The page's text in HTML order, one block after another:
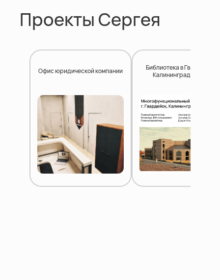
Проекты Сергея
Офис юридической компании
Библиотека в Гвардейске,
Калининградска обл.